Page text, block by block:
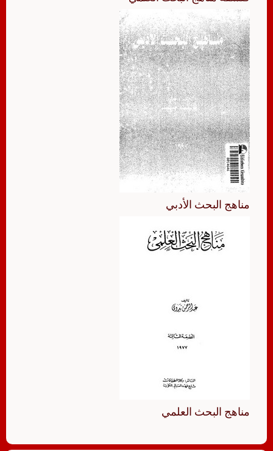
مناهج البحث الأدبي
مناهج البحث العلمي